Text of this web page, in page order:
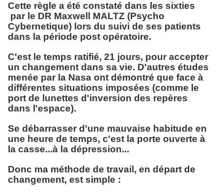
Cette règle a été constaté dans les sixties
par le DR Maxwell MALTZ (Psycho
Cybernetique) lors du suivi de ses patients
dans la période post opératoire.
C'est le temps ratifié, 21 jours, pour accepter
un changement dans sa vie. D'autres études
menée par la Nasa ont démontré que face à
différentes situations imposées (comme le
port de lunettes d'inversion des repères
dans l'espace).
Se débarrasser d'une mauvaise habitude en
une heure de temps, c'est la porte ouverte à
la casse...à la dépression...
Donc ma méthode de travail, en départ de
changement, est simple :